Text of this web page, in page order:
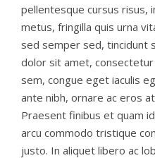
pellentesque cursus risus,
metus, fringilla quis urna
sed semper sed, tincidunt
dolor sit amet, consectetur
sem, congue eget iaculis
ante nibh, ornare ac eros
Praesent finibus et quam
arcu commodo tristique
justo. In aliquet libero ac